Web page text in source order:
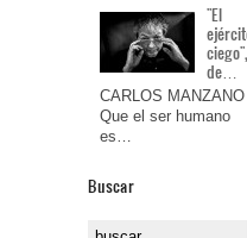
"El
de…
CARLOS MANZANO
Que el ser humano
es…
Buscar